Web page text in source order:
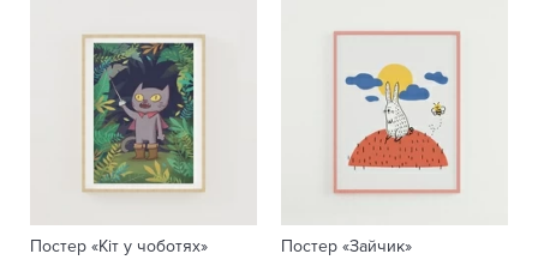
Постер «Кіт у чоботях» Постер «Зайчик»